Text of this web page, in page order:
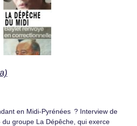
en Midi-Pyrénées ? Interview de
groupe La Dépêche, qui exerce